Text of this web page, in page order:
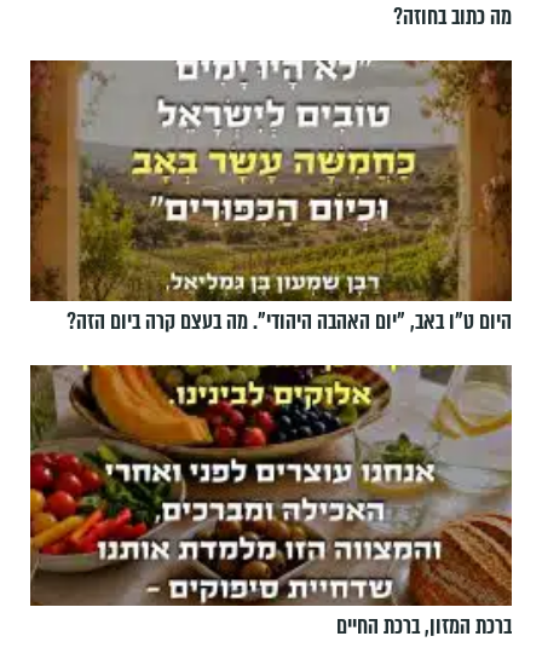
מה כתוב בחוזה?
היום ט"ו באב, ”יום האהבה היהודי". מה בעצם קרה ביום הזה?
ברכת המזון, ברכת החיים